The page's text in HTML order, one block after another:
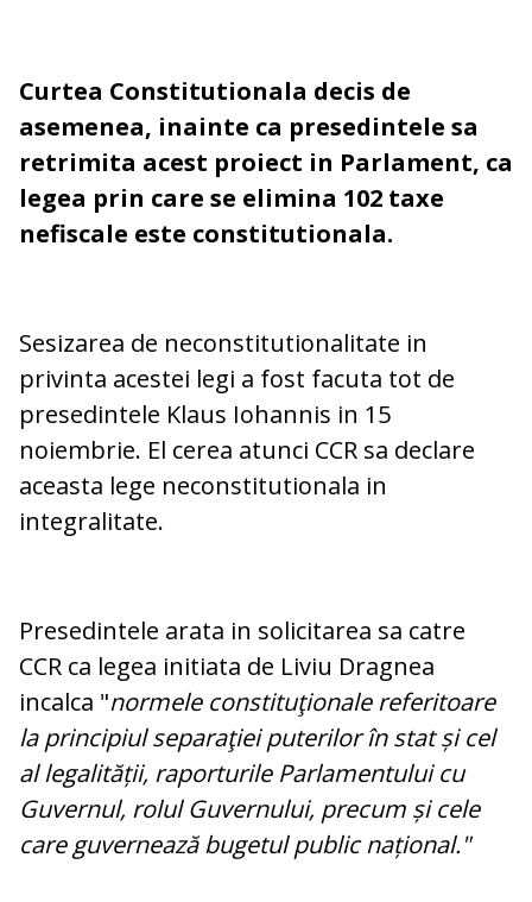
Curtea Constitutionala decis de
asemenea, inainte ca presedintele sa
retrimita acest proiect in Parlament, ca
legea prin care se elimina 102 taxe
nefiscale este constitutionala.
Sesizarea de neconstitutionalitate in
privinta acestei legi a fost facuta tot de
presedintele Klaus Iohannis in 15
noiembrie. El cerea atunci CCR sa declare
aceasta lege neconstitutionala in
integralitate.
Presedintele arata in solicitarea sa catre
CCR ca legea initiata de Liviu Dragnea
incalca "normele constituţionale referitoare
la principiul separaţiei puterilor în stat și cel
al legalității, raporturile Parlamentului cu
Guvernul, rolul Guvernului, precum și cele
care guvernează bugetul public național."